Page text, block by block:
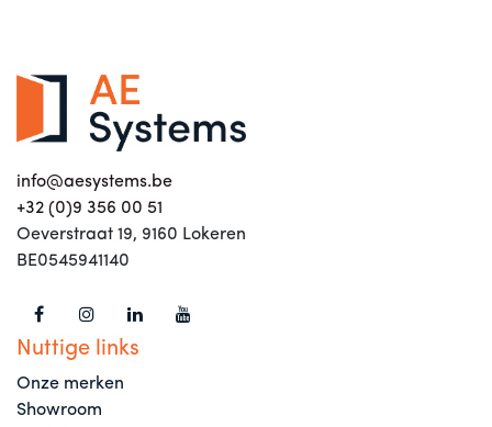
info@aesystems.be
+32 (0)9 356 00 51
Oeverstraat 19, 9160 Lokeren
BE0545941140
Nuttige links
Onze merken
Showroom